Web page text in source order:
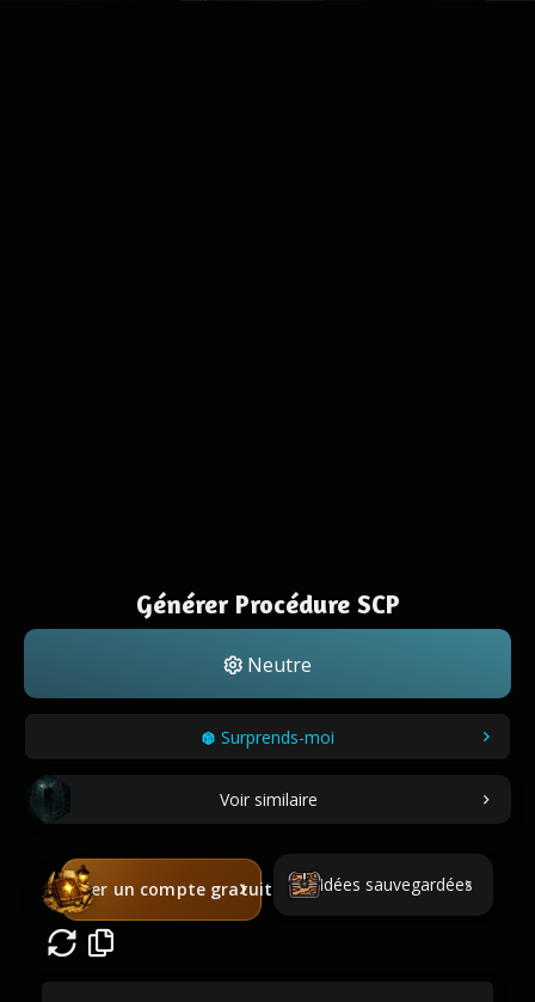
Générer Procédure SCP
Neutre
Surprends-moi
Voir similaire
Créer un compte gratuit Idées sauvegardées